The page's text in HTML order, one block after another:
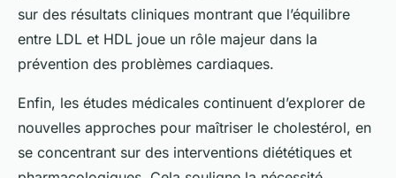
sur des résultats cliniques montrant que l’équilibre
entre LDL et HDL joue un rôle majeur dans la
prévention des problèmes cardiaques.
Enfin, les études médicales continuent d’explorer de
nouvelles approches pour maîtriser le cholestérol, en
se concentrant sur des interventions diététiques et